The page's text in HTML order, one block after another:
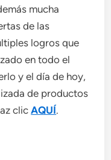
mucha
de las
logros que
en todo el
y el día de hoy,
de productos
clicAQUÍ.